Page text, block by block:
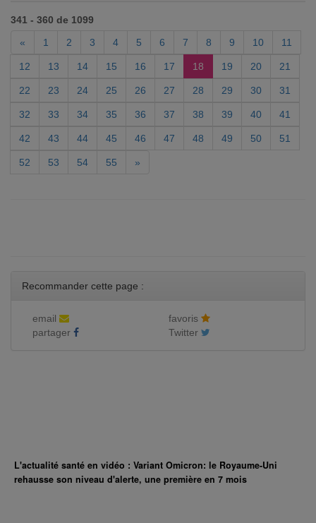
341 - 360 de 1099
«
1 2 3 4 5 6 7 8 9 10 11
12 13 14 15 16 17 18 19 20 21
22 23 24 25 26 27 28 29 30 31
32 33 34 35 36 37 38 39 40 41
42 43 44 45 46 47 48 49 50 51
52 53 54 55 »
Recommander cette page :
email
favoris
partager
Twitter
L'actualité santé en vidéo : Variant Omicron: le Royaume-Uni
rehausse son niveau d'alerte, une première en 7 mois